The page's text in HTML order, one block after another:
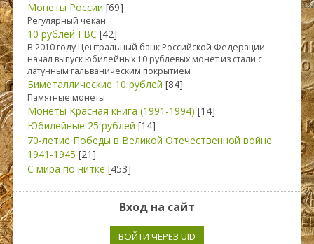
Монеты России [69]
Регулярный чекан
10 рублей ГВС [42]
В 2010 году Центральный банк Российской Федерации
начал выпуск юбилейных 10 рублевых монет из стали с
латунным гальваническим покрытием
Биметаллические 10 рублей [84]
Памятные монеты
Монеты Красная книга (1991-1994) [14]
Юбилейные 25 рублей [14]
70-летие Победы в Великой Отечественной войне
1941-1945 [21]
С мира по нитке [453]
Вход на сайт
ВОЙТИ ЧЕРЕЗ UID